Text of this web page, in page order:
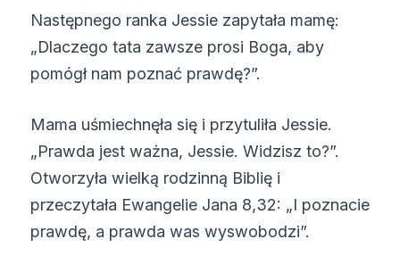
Następnego ranka Jessie zapytała mamę:
„Dlaczego tata zawsze prosi Boga, aby
pomógł nam poznać prawdę?”.
Mama uśmiechnęła się i przytuliła Jessie.
„Prawda jest ważna, Jessie. Widzisz to?”.
Otworzyła wielką rodzinną Biblię i
przeczytała Ewangelie Jana 8,32: „I poznacie
prawdę, a prawda was wyswobodzi”.